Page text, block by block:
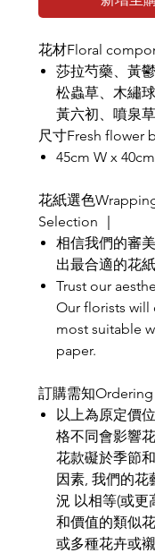
花材Floral
莎拉芍藥、黃
松蟲草、木繡
黃六初、噴泉
尺寸Fresh flower
45cm W x
花紙選色
Selection ｜
相信我們的審
出最合適的花紙
Trust our
Our florists will
most suitable
paper.
訂購需知Ordering
以上為原定價
格不同會影響
花款礙於季節
因素, 我們的花
況 以相等(或更
和價值的類似
或多種花卉或襯